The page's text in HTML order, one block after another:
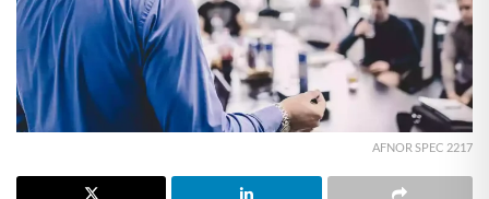
AFNOR SPEC 2217